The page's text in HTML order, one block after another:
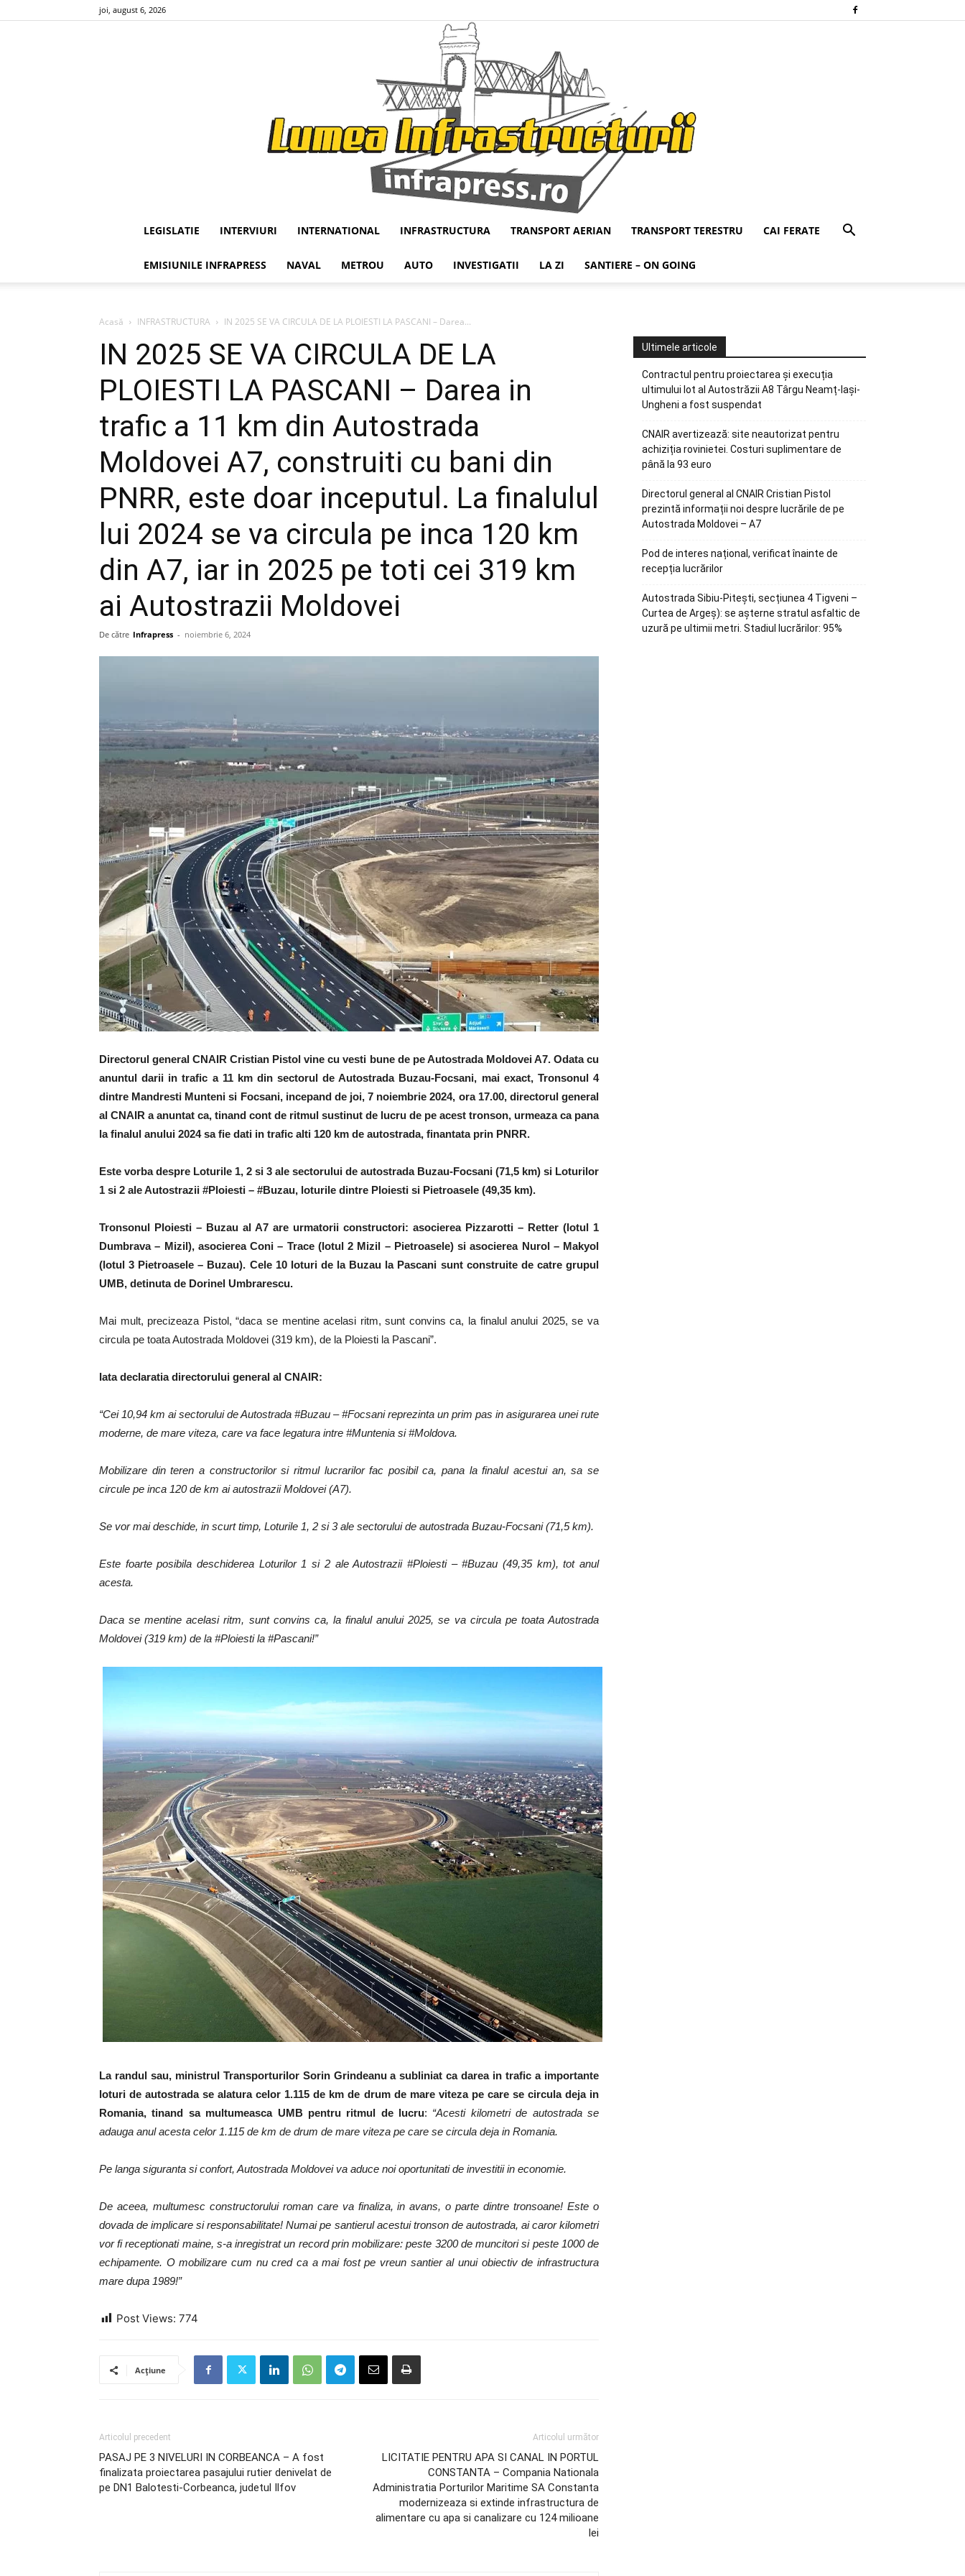
joi, august 6, 2026
Infrapress
LEGISLATIE INTERVIURI INTERNATIONAL INFRASTRUCTURA TRANSPORT AERIAN TRANSPORT TERESTRU CAI FERATE
EMISIUNILE INFRAPRESS NAVAL METROU AUTO INVESTIGATII LA ZI SANTIERE – ON GOING
Acasă INFRASTRUCTURA IN 2025 SE VA CIRCULA DE LA PLOIESTI LA PASCANI – Darea...
IN 2025 SE VA CIRCULA DE LA
PLOIESTI LA PASCANI – Darea in
trafic a 11 km din Autostrada
Moldovei A7, construiti cu bani din
PNRR, este doar inceputul. La finalulul
lui 2024 se va circula pe inca 120 km
din A7, iar in 2025 pe toti cei 319 km
ai Autostrazii Moldovei
De către Infrapress - noiembrie 6, 2024
Directorul general CNAIR Cristian Pistol vine cu vesti bune de pe Autostrada Moldovei A7. Odata cu
anuntul darii in trafic a 11 km din sectorul de Autostrada Buzau-Focsani, mai exact, Tronsonul 4
dintre Mandresti Munteni si Focsani, incepand de joi, 7 noiembrie 2024, ora 17.00, directorul general
al CNAIR a anuntat ca, tinand cont de ritmul sustinut de lucru de pe acest tronson, urmeaza ca pana
la finalul anului 2024 sa fie dati in trafic alti 120 km de autostrada, finantata prin PNRR.
Este vorba despre Loturile 1, 2 si 3 ale sectorului de autostrada Buzau-Focsani (71,5 km) si Loturilor
1 si 2 ale Autostrazii #Ploiesti – #Buzau, loturile dintre Ploiesti si Pietroasele (49,35 km).
Tronsonul Ploiesti – Buzau al A7 are urmatorii constructori: asocierea Pizzarotti – Retter (lotul 1
Dumbrava – Mizil), asocierea Coni – Trace (lotul 2 Mizil – Pietroasele) si asocierea Nurol – Makyol
(lotul 3 Pietroasele – Buzau). Cele 10 loturi de la Buzau la Pascani sunt construite de catre grupul
UMB, detinuta de Dorinel Umbrarescu.
Mai mult, precizeaza Pistol, “daca se mentine acelasi ritm, sunt convins ca, la finalul anului 2025, se va
circula pe toata Autostrada Moldovei (319 km), de la Ploiesti la Pascani”.
Iata declaratia directorului general al CNAIR:
“Cei 10,94 km ai sectorului de Autostrada #Buzau – #Focsani reprezinta un prim pas in asigurarea unei rute
moderne, de mare viteza, care va face legatura intre #Muntenia si #Moldova.
Mobilizare din teren a constructorilor si ritmul lucrarilor fac posibil ca, pana la finalul acestui an, sa se
circule pe inca 120 de km ai autostrazii Moldovei (A7).
Se vor mai deschide, in scurt timp, Loturile 1, 2 si 3 ale sectorului de autostrada Buzau-Focsani (71,5 km).
Este foarte posibila deschiderea Loturilor 1 si 2 ale Autostrazii #Ploiesti – #Buzau (49,35 km), tot anul
acesta.
Daca se mentine acelasi ritm, sunt convins ca, la finalul anului 2025, se va circula pe toata Autostrada
Moldovei (319 km) de la #Ploiesti la #Pascani!”
La randul sau, ministrul Transporturilor Sorin Grindeanu a subliniat ca darea in trafic a importante
loturi de autostrada se alatura celor 1.115 de km de drum de mare viteza pe care se circula deja in
Romania, tinand sa multumeasca UMB pentru ritmul de lucru: “Acesti kilometri de autostrada se
adauga anul acesta celor 1.115 de km de drum de mare viteza pe care se circula deja in Romania.
Pe langa siguranta si confort, Autostrada Moldovei va aduce noi oportunitati de investitii in economie.
De aceea, multumesc constructorului roman care va finaliza, in avans, o parte dintre tronsoane! Este o
dovada de implicare si responsabilitate! Numai pe santierul acestui tronson de autostrada, ai caror kilometri
vor fi receptionati maine, s-a inregistrat un record prin mobilizare: peste 3200 de muncitori si peste 1000 de
echipamente. O mobilizare cum nu cred ca a mai fost pe vreun santier al unui obiectiv de infrastructura
mare dupa 1989!”
Post Views: 774
Acțiune
Articolul precedent
PASAJ PE 3 NIVELURI IN CORBEANCA – A fost
finalizata proiectarea pasajului rutier denivelat de
pe DN1 Balotesti-Corbeanca, judetul Ilfov
Articolul următor
LICITATIE PENTRU APA SI CANAL IN PORTUL
CONSTANTA – Compania Nationala
Administratia Porturilor Maritime SA Constanta
modernizeaza si extinde infrastructura de
alimentare cu apa si canalizare cu 124 milioane
lei
Ultimele articole
Contractul pentru proiectarea și execuția
ultimului lot al Autostrăzii A8 Târgu Neamț-Iași-
Ungheni a fost suspendat
CNAIR avertizează: site neautorizat pentru
achiziția rovinietei. Costuri suplimentare de
până la 93 euro
Directorul general al CNAIR Cristian Pistol
prezintă informații noi despre lucrările de pe
Autostrada Moldovei – A7
Pod de interes național, verificat înainte de
recepția lucrărilor
Autostrada Sibiu-Pitești, secțiunea 4 Tigveni –
Curtea de Argeș): se așterne stratul asfaltic de
uzură pe ultimii metri. Stadiul lucrărilor: 95%